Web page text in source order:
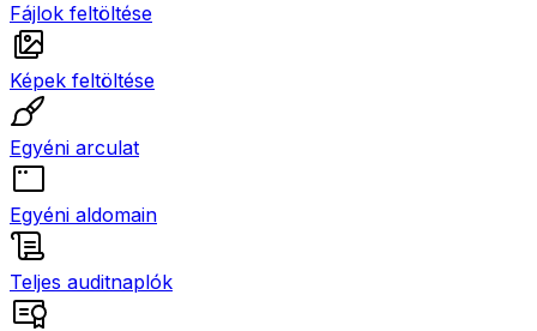
Fájlok feltöltése
Képek feltöltése
Egyéni arculat
Egyéni aldomain
Teljes auditnaplók